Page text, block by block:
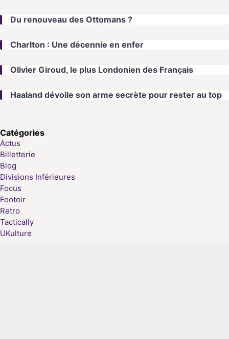
Du renouveau des Ottomans ?
Charlton : Une décennie en enfer
Olivier Giroud, le plus Londonien des Français
Haaland dévoile son arme secrète pour rester au top
Catégories
Actus
Billetterie
Blog
Divisions Inférieures
Focus
Footoir
Retro
Tactically
UKulture